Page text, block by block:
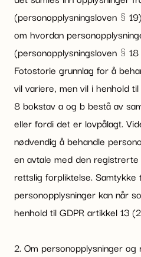
(personopplysningsloven §
om hvordan
(personopplysningsloven § 18
Fotostorie grunnlag for å
vil variere, men vil i henhold
8 bokstav a og b bestå av
eller fordi det er lovpålagt.
nødvendig å behandle
en avtale med den
rettslig forpliktelse. Samtykke
personopplysninger kan når
henhold til GDPR artikkel 13
2. Om personopplysninger